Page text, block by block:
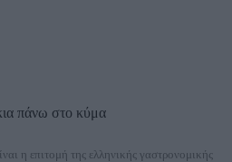
πάνω στο κύμα
η επιτομή της ελληνικής γαστρονομικής